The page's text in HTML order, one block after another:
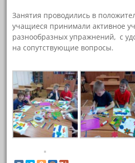
Занятия проводились в
учащиеся принимали активное
разнообразных упражнений, с
на сопутствующие вопросы.